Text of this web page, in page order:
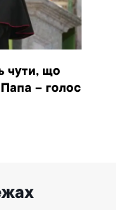
чути, що
– голос